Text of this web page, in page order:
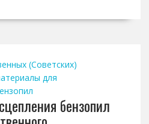
(Советских)
для
бензопил